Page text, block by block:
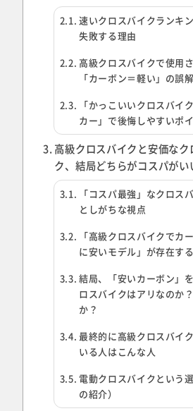
速いクロスバイクランキ
失敗する理由
高級クロスバイクで使用
「カーボン＝軽い」の誤解
「かっこいいクロスバイ
カー」で後悔しやすいポ
高級クロスバイクと安価なク
ク、結局どちらがコスパがい
「コスパ最強」なクロス
としがちな視点
「高級クロスバイクでカ
に安いモデル」が存在す
結局、「安いカーボン」
ロスバイクはアリなのか
か？
最終的に高級クロスバイ
いる人はこんな人
電動クロスバイクという
の紹介）